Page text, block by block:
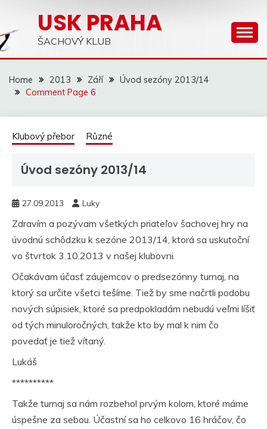
content
USK PRAHA
ŠACHOVÝ KLUB
Home 2013 Září
Úvod sezóny 2013/14
Comment Page 6
Klubový přebor Různé
Úvod sezóny 2013/14
27.09.2013 Luky
Zdravím a pozývam všetkých priateľov šachovej hry na
úvodnú schôdzku k sezóne 2013/14, ktorá sa uskutoční
vo štvrtok 3.10.2013 v našej klubovni.
Očakávam účasť záujemcov o predsezónny turnaj, na
ktorý sa určite všetci tešíme. Tiež by sme načrtli podobu
nových súpisiek, ktoré sa predpokladám nebudú veľmi líšiť
od tých minuloročných, takže kto by mal k nim čo
povedať je tiež vítaný.
Lukáš
**********
Takže turnaj sa nám rozbehol prvým kolom, ktoré máme
úspešne za sebou. Účastní sa ho celkovo 16 hráčov, čo